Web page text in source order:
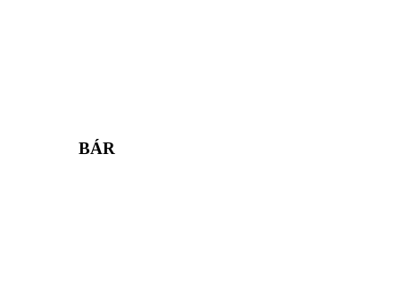
BÁR